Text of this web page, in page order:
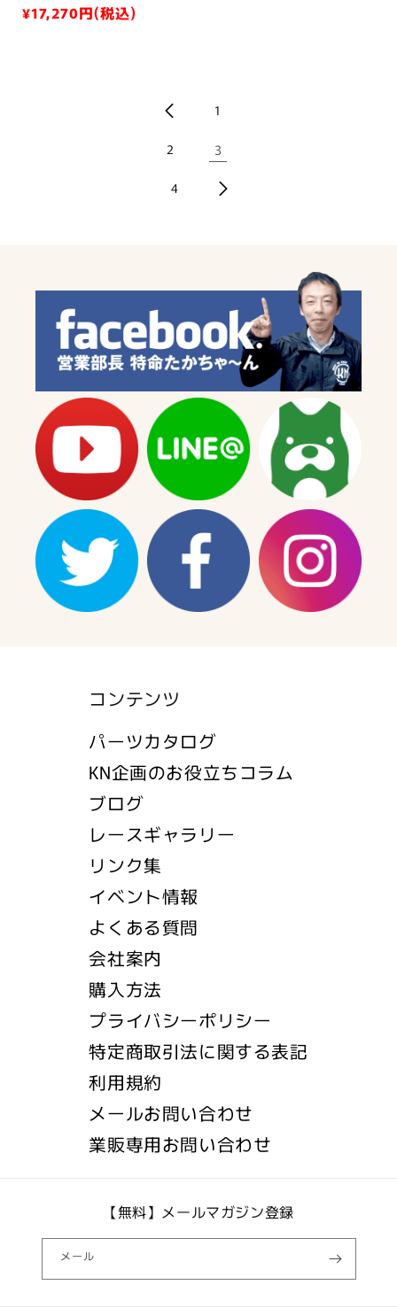
通
¥17,270円(税込)
1
2 3
4
コンテンツ
パーツカタログ
KN企画のお役立ちコラム
ブログ
レースギャラリー
リンク集
イベント情報
よくある質問
会社案内
購入方法
プライバシーポリシー
特定商取引法に関する表記
利用規約
メールお問い合わせ
業販専用お問い合わせ
【無料】メールマガジン登録
メール